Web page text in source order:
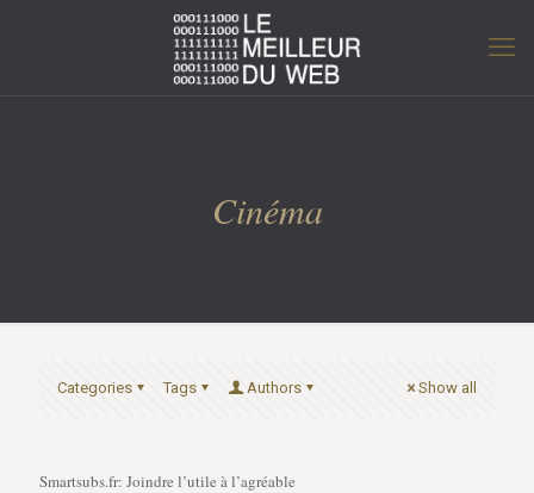
Cinéma
Categories Tags Authors Show all
Smartsubs.fr: Joindre l’utile à l’agréable